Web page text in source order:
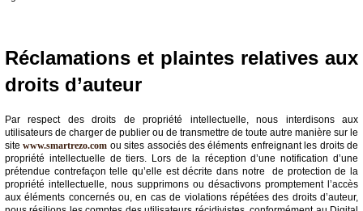
Réclamations et plaintes relatives aux
droits d’auteur
Par respect des droits de propriété intellectuelle, nous interdisons aux
utilisateurs de charger de publier ou de transmettre de toute autre manière sur le
sitewww.smartrezo.com ou sites associés des éléments enfreignant les droits de
propriété intellectuelle de tiers. Lors de la réception d’une notification d’une
prétendue contrefaçon telle qu’elle est décrite dans notre de protection de la
propriété intellectuelle, nous supprimons ou désactivons promptement l’accès
aux éléments concernés ou, en cas de violations répétées des droits d’auteur,